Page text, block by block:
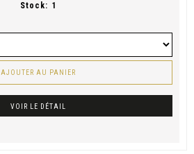
Stock: 1
AJOUTER AU PANIER
VOIR LE DÉTAIL